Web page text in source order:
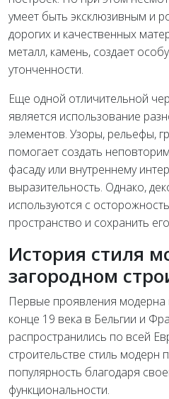
умеет быть эксклюзивным и
дорогих и качественных
металл, камень, создает
утонченности.
Еще одной отличительной
является использование
элементов. Узоры, рельефы,
помогает создать
фасаду или внутреннему
выразительность. Однако,
используются с
пространство и сохранить
История стиля
загородном
Первые проявления модерна
конце 19 века в Бельгии и
распространились по всей
строительстве стиль модерн
популярность благодаря
функциональности.